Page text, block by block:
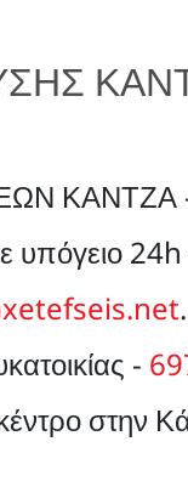
ΚΑΝΤΖΑ
υπόγειο 24h
.
-
στην